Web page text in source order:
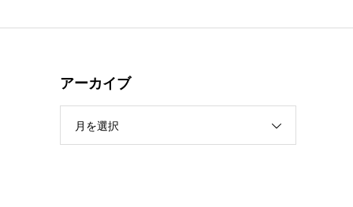
アーカイブ
月を選択